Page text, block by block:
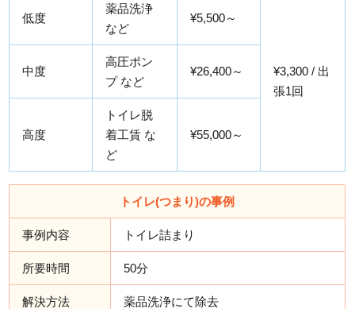
低度
薬品洗浄
など
¥5,500～
¥3,300 / 出
張1回
中度
高圧ポン
プ など
¥26,400～
高度
トイレ脱
着工賃 な
ど
¥55,000～
トイレ(つまり)の事例
事例内容 トイレ詰まり
所要時間 50分
解決方法 薬品洗浄にて除去